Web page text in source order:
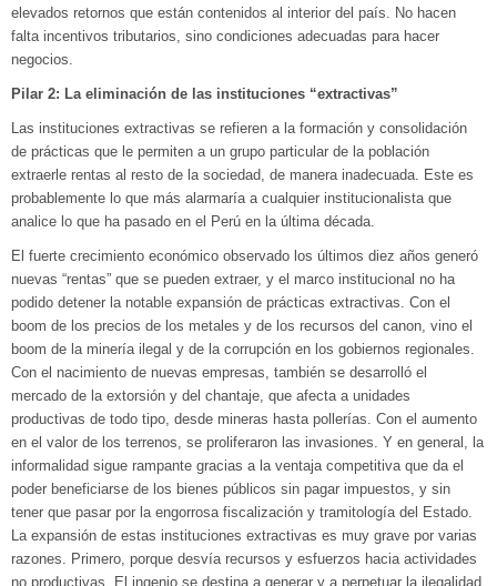
elevados retornos que están contenidos al interior del país. No hacen
falta incentivos tributarios, sino condiciones adecuadas para hacer
negocios.
Pilar 2: La eliminación de las instituciones “extractivas”
Las instituciones extractivas se refieren a la formación y consolidación
de prácticas que le permiten a un grupo particular de la población
extraerle rentas al resto de la sociedad, de manera inadecuada. Este es
probablemente lo que más alarmaría a cualquier institucionalista que
analice lo que ha pasado en el Perú en la última década.
El fuerte crecimiento económico observado los últimos diez años generó
nuevas “rentas” que se pueden extraer, y el marco institucional no ha
podido detener la notable expansión de prácticas extractivas. Con el
boom de los precios de los metales y de los recursos del canon, vino el
boom de la minería ilegal y de la corrupción en los gobiernos regionales.
Con el nacimiento de nuevas empresas, también se desarrolló el
mercado de la extorsión y del chantaje, que afecta a unidades
productivas de todo tipo, desde mineras hasta pollerías. Con el aumento
en el valor de los terrenos, se proliferaron las invasiones. Y en general, la
informalidad sigue rampante gracias a la ventaja competitiva que da el
poder beneficiarse de los bienes públicos sin pagar impuestos, y sin
tener que pasar por la engorrosa fiscalización y tramitología del Estado.
La expansión de estas instituciones extractivas es muy grave por varias
razones. Primero, porque desvía recursos y esfuerzos hacia actividades
no productivas. El ingenio se destina a generar y a perpetuar la ilegalidad,